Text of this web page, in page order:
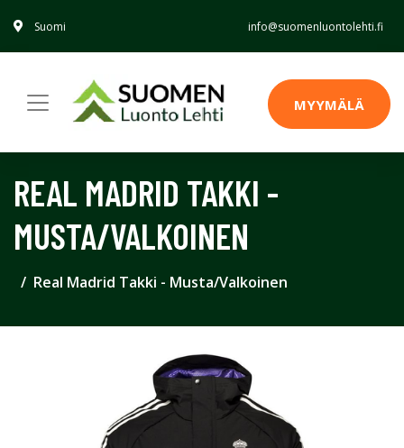
Suomi info@suomenluontolehti.fi
MYYMÄLÄ
REAL MADRID TAKKI -
MUSTA/VALKOINEN
Real Madrid Takki - Musta/Valkoinen